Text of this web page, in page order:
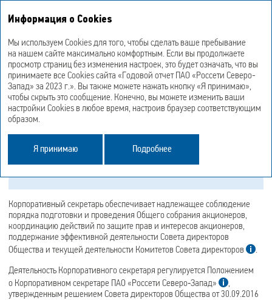
Корпоративный
секретарь
Подробнее о разделе «Корпоративный секретарь»вPDF-версии
Корпоративный секретарь обеспечивает надлежащее соблюдение
порядка подготовки и проведения Общего собрания акционеров,
координацию действий по защите прав и интересов акционеров,
поддержание эффективной деятельности Совета директоров
Общества и текущей деятельности Комитетов Совета директоров
.
Деятельность Корпоративного секретаря регулируется Положением
о Корпоративном секретаре ПАО «Россети Северо‑Запад»
,
утвержденным решением Совета директоров Общества от 30.09.2016
Информация о Cookies
Мы используем Cookies для того, чтобы сделать ваше пребывание
на нашем сайте максимально комфортным. Если вы продолжаете
просмотр страниц без изменения настроек, это будет означать, что вы
принимаете все Cookies сайта «Годовой отчет ПАО «Россети Северо-
Запад» за 2023 г.». Вы также можете нажать кнопку «Я принимаю»,
чтобы скрыть это сообщение. Конечно, вы можете изменить ваши
настройки Cookies в любое время, настроив браузер соответствующим
образом.
Я принимаю Подробнее